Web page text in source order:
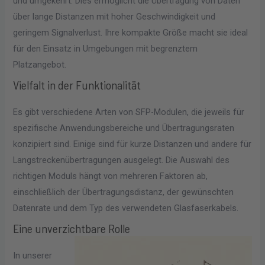
über lange Distanzen mit hoher Geschwindigkeit und
geringem Signalverlust. Ihre kompakte Größe macht sie ideal
für den Einsatz in Umgebungen mit begrenztem
Platzangebot.
Vielfalt in der Funktionalität
Es gibt verschiedene Arten von SFP-Modulen, die jeweils für
spezifische Anwendungsbereiche und Übertragungsraten
konzipiert sind. Einige sind für kurze Distanzen und andere für
Langstreckenübertragungen ausgelegt. Die Auswahl des
richtigen Moduls hängt von mehreren Faktoren ab,
einschließlich der Übertragungsdistanz, der gewünschten
Datenrate und dem Typ des verwendeten Glasfaserkabels.
Eine unverzichtbare Rolle
In unserer